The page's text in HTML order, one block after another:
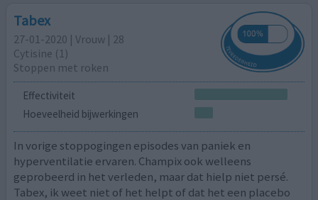
Tabex
27-01-2020 | Vrouw | 28
Cytisine (1)
Stoppen met roken
Effectiviteit
Hoeveelheid bijwerkingen
In vorige stoppogingen episodes van paniek en
hyperventilatie ervaren. Champix ook welleens
geprobeerd in het verleden, maar dat hielp niet persé.
Tabex, ik weet niet of het helpt of dat het een placebo